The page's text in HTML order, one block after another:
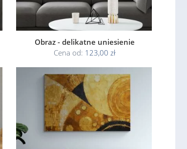
Obraz - delikatne uniesienie
Cena od: 123,00 zł